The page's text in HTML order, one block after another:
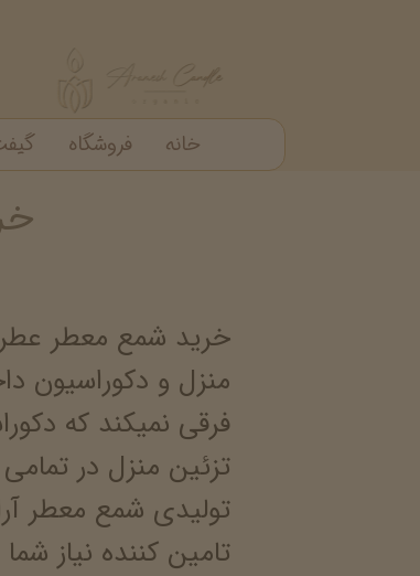
خانه فروشگاه
خرید شمع معطر
منزل و دکوراسیون
فرقی نمیکند که
تزئین منزل در
تولیدی شمع معطر
تامین کننده نیاز